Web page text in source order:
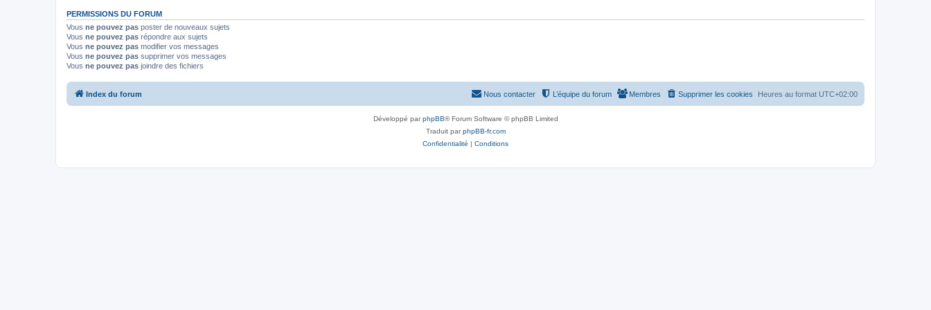
s
PERMISSIONS DU FORUM
Vous ne pouvez pas poster de nouveaux sujets
Vous ne pouvez pas répondre aux sujets
Vous ne pouvez pas modifier vos messages
Vous ne pouvez pas supprimer vos messages
Vous ne pouvez pas joindre des fichiers
Index du forum Heures au format UTC+02:00
Supprimer les cookies
Membres
L’équipe du forum
Nous contacter
Développé parphpBB® Forum Software © phpBB Limited
Traduit parphpBB-fr.com
Confidentialité | Conditions